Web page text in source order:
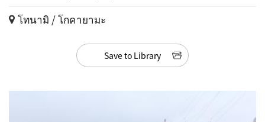
โทนามิ / โกคายามะ
Save to Library